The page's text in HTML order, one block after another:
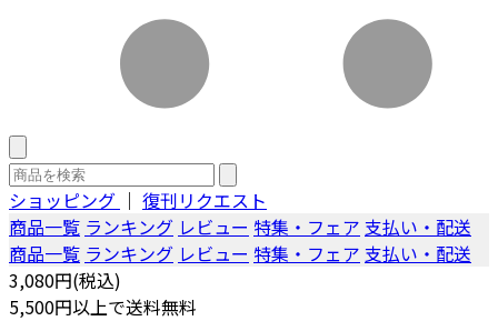
ショッピング ｜ 復刊リクエスト
商品一覧 ランキング レビュー 特集・フェア 支払い・配送
商品一覧 ランキング レビュー 特集・フェア 支払い・配送
3,080円(税込)
5,500円以上で送料無料